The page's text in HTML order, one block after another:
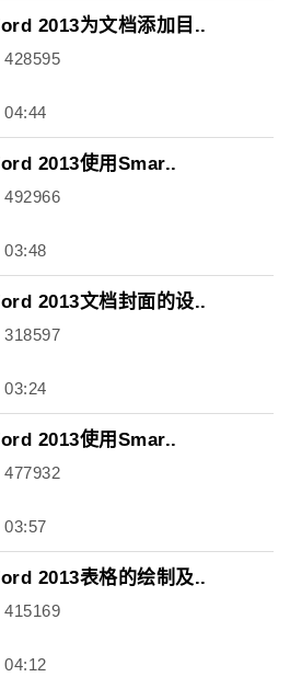
2013为文档添加目..
428595
04:44
2013使用Smar..
492966
03:48
2013文档封面的设..
318597
03:24
2013使用Smar..
477932
03:57
2013表格的绘制及..
415169
04:12